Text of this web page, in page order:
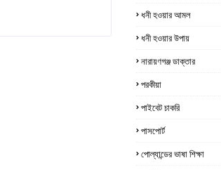
ধনী হওয়ার আমল
ধনী হওয়ার উপায়
নারায়ণগঞ্জ ডাক্তার
পরকীয়া
পাইবেট চাকরি
পাসপোর্ট
পোল্যান্ডের ভাষা শিক্ষা